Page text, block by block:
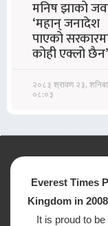
मनिष झाको
‘महान् जनादेश
पाएको
कोही एक्लो छैन’
२०८३ श्रावण २३,
०८:०३
Everest Times
Kingdom in 2008
It is proud to be